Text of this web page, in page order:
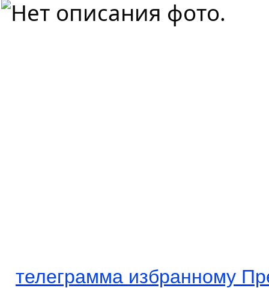
телеграмма избранному